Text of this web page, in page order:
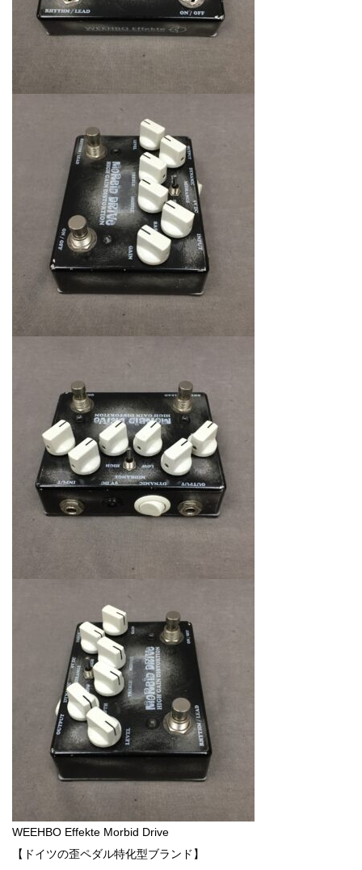
WEEHBO Effekte Morbid Drive
【ドイツの歪ペダル特化型ブランド】